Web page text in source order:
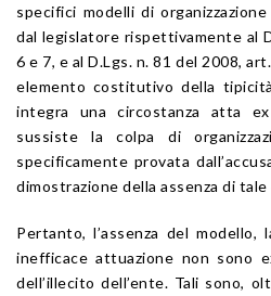
specifici modelli di
dal legislatore rispettivamente al
6 e 7, e al D.Lgs. n. 81 del 2008,
elemento costitutivo della
integra una circostanza atta
sussiste la colpa di
specificamente provata
dimostrazione della assenza di tale
Pertanto, l’assenza del
inefficace attuazione non sono
dell’illecito dell’ente. Tali sono,